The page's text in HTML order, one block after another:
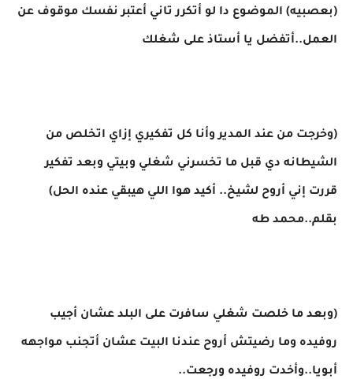
(بعصبيه) الموضوع دا لو أتكرر تاني أعتبر نفسك موقوف عن
العمل..أتفضل يا أستاذ على شغلك
(وخرجت من عند المدير وأنا كل تفكيري إزاي اتخلص من
الشيطانه دي قبل ما تخسرني شغلي وبيتي وبعد تفكير
قررت إني أروح لشيخ.. أكيد هوا اللي هيبقي عنده الحل)
بقلم..محمد طه
(وبعد ما خلصت شغلي سافرت على البلد عشان أجيب
روفيده وما رضيتش أروح عندنا البيت عشان أتجنب مواجهه
أبويا..وأخدت روفيده ورجعت..